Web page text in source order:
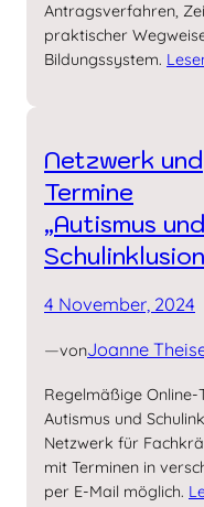
Antragsverfahren,
praktischer
Bildungssystem.
Netzwerk und
Termine
„Autismus und
4 November, 2024
—vonJoanne
Regelmäßige
Autismus und
Netzwerk für
mit Terminen in
per E-Mail möglich.